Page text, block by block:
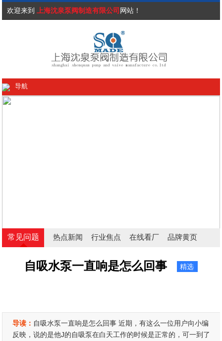
欢迎来到 上海沈泉泵阀制造有限公司 网站！
导航
常见问题 热点新闻 行业焦点 在线看厂 品牌黄页
自吸水泵一直响是怎么回事 精选
导读： 自吸水泵一直响是怎么回事 近期，有这么一位用户向小编
反映，说的是他J的自吸泵在白天工作的时候是正常的，可一到了